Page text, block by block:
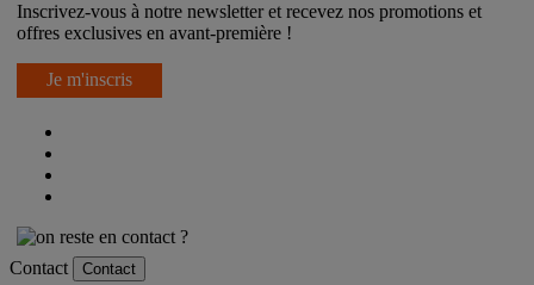
Inscrivez-vous à notre newsletter et recevez nos promotions et
offres exclusives en avant-première !
Je m'inscris
Contact Contact